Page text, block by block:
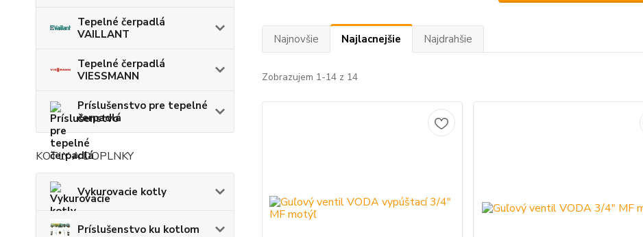
Tepelné čerpadlá
VAILLANT
Tepelné čerpadlá
VIESSMANN
Príslušenstvo pre tepelné
čerpadlá
KOTLY A DOPLNKY
Vykurovacie kotly
Príslušenstvo ku kotlom
Najnovšie Najlacnejšie Najdrahšie
Zobrazujem 1-14 z 14